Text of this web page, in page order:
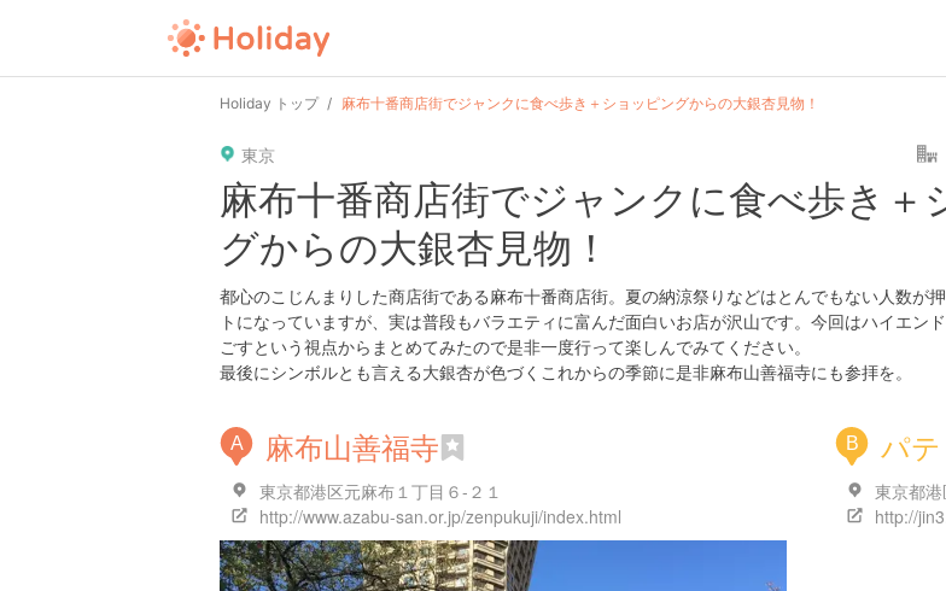
Holiday トップ 麻布十番商店街でジャンクに食べ歩き＋ショッピングからの大銀杏見物！
東京
麻布十番商店街でジャンクに食べ歩き＋
グからの大銀杏見物！
都心のこじんまりした商店街である麻布十番商店街。夏の納涼祭りなどはとんでもない人数が
トになっていますが、実は普段もバラエティに富んだ面白いお店が沢山です。今回はハイエン
ごすという視点からまとめてみたので是非一度行って楽しんでみてください。
最後にシンボルとも言える大銀杏が色づくこれからの季節に是非麻布山善福寺にも参拝を。
A 麻布山善福寺
東京都港区元麻布１丁目６-２１
http://www.azabu-san.or.jp/zenpukuji/index.html
B パ
東京都